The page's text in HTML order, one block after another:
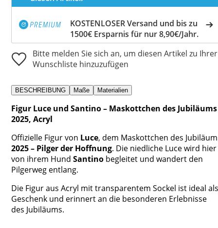
KOSTENLOSER Versand und bis zu
1500€ Ersparnis für nur 8,90€/Jahr.
Bitte melden Sie sich an, um diesen Artikel zu Ihrer
Wunschliste hinzuzufügen
BESCHREIBUNG Maße Materialien
Figur Luce und Santino – Maskottchen des Jubiläums
2025, Acryl
Offizielle Figur von Luce, dem Maskottchen des
2025 – Pilger der Hoffnung. Die niedliche Luce wird hier
von ihrem Hund Santino begleitet und wandert den
Pilgerweg entlang.
Die Figur aus Acryl mit transparentem Sockel ist ideal als
Geschenk und erinnert an die besonderen Erlebnisse
des Jubiläums.